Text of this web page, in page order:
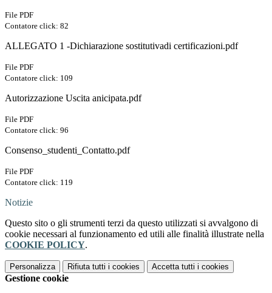
File PDF
Contatore click: 82
ALLEGATO 1 -Dichiarazione sostitutivadi certificazioni.pdf
File PDF
Contatore click: 109
Autorizzazione Uscita anicipata.pdf
File PDF
Contatore click: 96
Consenso_studenti_Contatto.pdf
File PDF
Contatore click: 119
Notizie
Questo sito o gli strumenti terzi da questo utilizzati si avvalgono di
cookie necessari al funzionamento ed utili alle finalità illustrate nella
COOKIE POLICY.
Personalizza Rifiuta tutti i cookies Accetta tutti i cookies
Gestione cookie